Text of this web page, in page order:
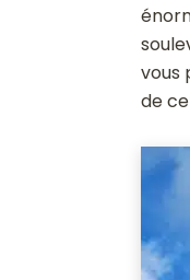
vous
de